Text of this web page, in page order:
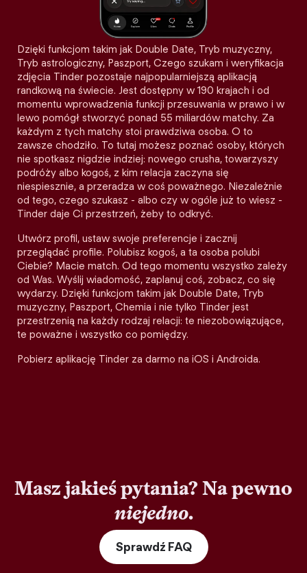
Dzięki funkcjom takim jak Double Date, Tryb muzyczny,
Tryb astrologiczny, Paszport, Czego szukam i weryfikacja
zdjęcia Tinder pozostaje najpopularniejszą aplikacją
randkową na świecie. Jest dostępny w 190 krajach i od
momentu wprowadzenia funkcji przesuwania w prawo i w
lewo pomógł stworzyć ponad 55 miliardów matchy. Za
każdym z tych matchy stoi prawdziwa osoba. O to
zawsze chodziło. To tutaj możesz poznać osoby, których
nie spotkasz nigdzie indziej: nowego crusha, towarzyszy
podróży albo kogoś, z kim relacja zaczyna się
niespiesznie, a przeradza w coś poważnego. Niezależnie
od tego, czego szukasz - albo czy w ogóle już to wiesz -
Tinder daje Ci przestrzeń, żeby to odkryć.
Utwórz profil, ustaw swoje preferencje i zacznij
przeglądać profile. Polubisz kogoś, a ta osoba polubi
Ciebie? Macie match. Od tego momentu wszystko zależy
od Was. Wyślij wiadomość, zaplanuj coś, zobacz, co się
wydarzy. Dzięki funkcjom takim jak Double Date, Tryb
muzyczny, Paszport, Chemia i nie tylko Tinder jest
przestrzenią na każdy rodzaj relacji: te niezobowiązujące,
te poważne i wszystko co pomiędzy.
Pobierz aplikację Tinder za darmo na iOS i Androida.
Masz jakieś pytania? Na pewno
niejedno.
Sprawdź FAQ